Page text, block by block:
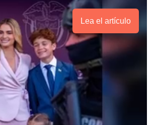
Lea el artículo